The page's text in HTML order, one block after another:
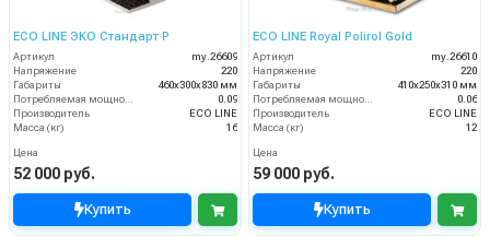
ECO LINE ЭКО Стандарт Р
Артикул
my.26609
Напряжение
220
Габариты
460х300х830 мм
Потребляемая мощность (кВт)
0.09
Производитель
ECO LINE
Масса (кг)
16
Цена
52 000 руб.
Купить
ECO LINE Royal Polirol Gold
Артикул
my.26610
Напряжение
220
Габариты
410х250х310 мм
Потребляемая мощность (кВт)
0.06
Производитель
ECO LINE
Масса (кг)
12
Цена
59 000 руб.
Купить